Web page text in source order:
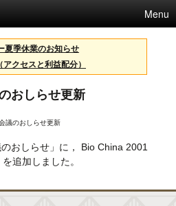
Menu
夏季休業のお知らせ
クセスと利益配分）
おしらせ更新
議のおしらせ更新
のおしらせ」に， Bio China 2001
追加しました。